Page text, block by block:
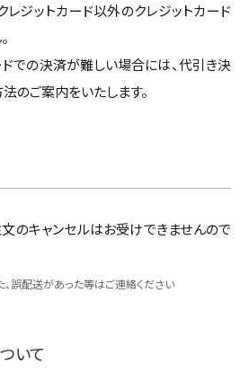
ジットカード以外のクレジットカード
での決済が難しい場合には、代引き決
のご案内をいたします。
のキャンセルはお受けできませんので
誤配送があった等はご連絡ください
いて